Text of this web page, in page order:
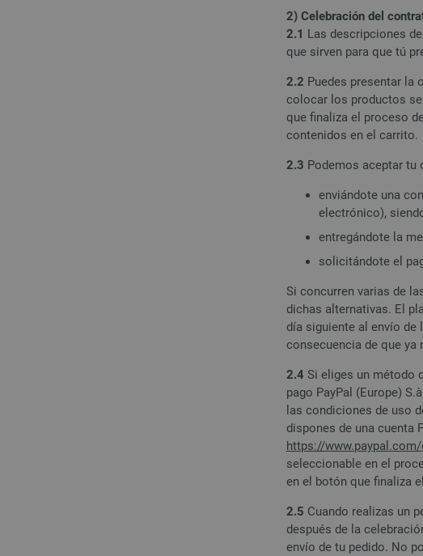
2) Celebración del
2.1 Las descripciones
que sirven para que tú
2.2 Puedes presentar la
colocar los productos
que finaliza el proceso
contenidos en el carrito.
2.3 Podemos aceptar tu
enviándote una
electrónico),
entregándote la
solicitándote el
Si concurren varias de
dichas alternativas. El
día siguiente al envío de
consecuencia de que ya
2.4 Si eliges un método
pago PayPal (Europe)
las condiciones de uso
dispones de una cuenta
https://www.paypal.com/
seleccionable en el
en el botón que finaliza
2.5 Cuando realizas un
después de la
envío de tu pedido. No